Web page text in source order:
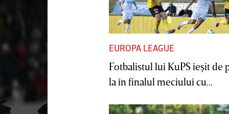
EUROPA LEAGUE
Fotbalistul lui KuPS ieşit de
la în finalul meciului cu...